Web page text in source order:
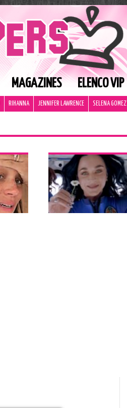
MAGAZINES ELENCO VIP
RIHANNA JENNIFER LAWRENCE SELENA GOMEZ